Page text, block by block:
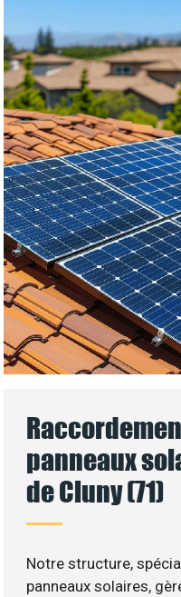
panneaux
de Cluny (71)
Notre structure,
panneaux solaires,